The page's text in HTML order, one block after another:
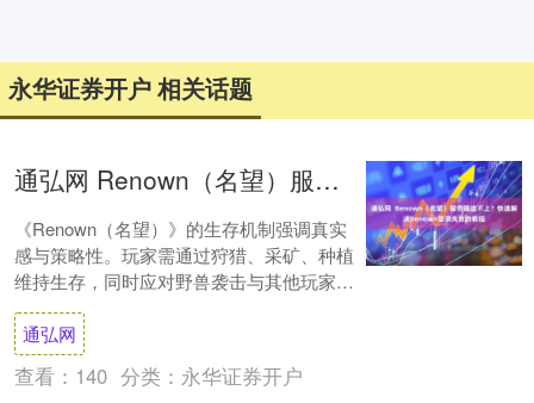
永华证券开户 相关话题
通弘网 Renown（名望）服务器连不上？快速解决Renown登录失败的教程
《Renown（名望）》的生存机制强调真实
感与策略性。玩家需通过狩猎、采矿、种植
维持生存，同时应对野兽袭击与其他玩家的
掠夺。建造系统支持从简陋木屋到依山而建
的军....
通弘网
查看： 140 分类： 永华证券开户